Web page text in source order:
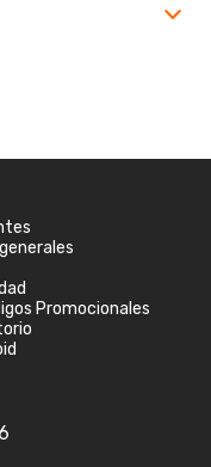
Promocionales